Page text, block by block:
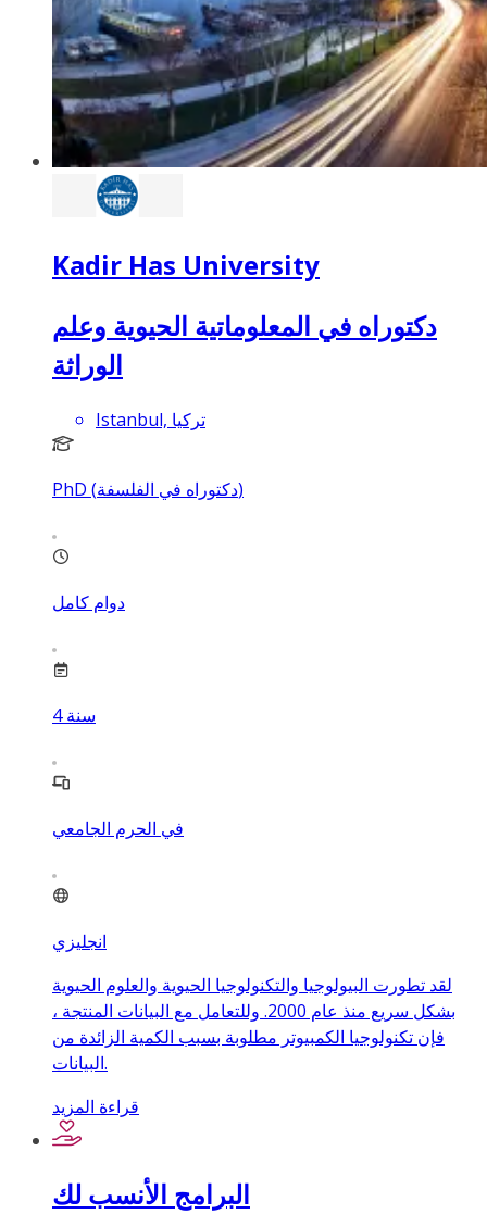
Kadir Has University
دكتوراه في المعلوماتية الحيوية وعلم
الوراثة
Istanbul, تركيا
PhD (دكتوراه في الفلسفة)
دوام كامل
4 سنة
في الحرم الجامعي
انجليزي
لقد تطورت البيولوجيا والتكنولوجيا الحيوية والعلوم الحيوية
بشكل سريع منذ عام 2000. وللتعامل مع البيانات المنتجة ،
فإن تكنولوجيا الكمبيوتر مطلوبة بسبب الكمية الزائدة من
البيانات.
قراءة المزيد
البرامج الأنسب لك